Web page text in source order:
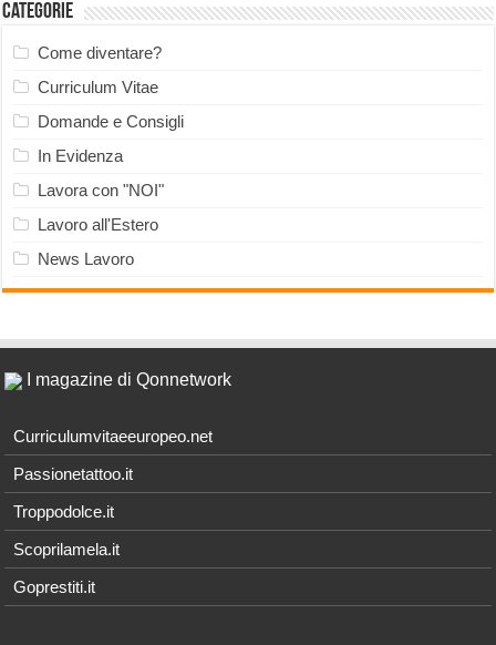
Categorie
Come diventare?
Curriculum Vitae
Domande e Consigli
In Evidenza
Lavora con "NOI"
Lavoro all'Estero
News Lavoro
I magazine di Qonnetwork
Curriculumvitaeeuropeo.net
Passionetattoo.it
Troppodolce.it
Scoprilamela.it
Goprestiti.it